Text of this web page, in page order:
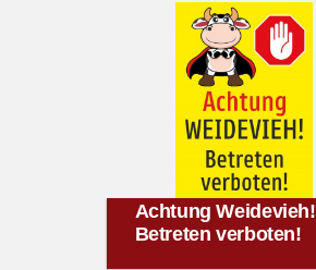
Achtung Weidevieh!
Betreten verboten!